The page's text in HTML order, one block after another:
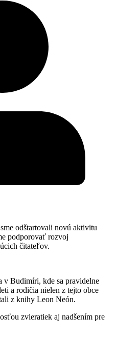
odštartovali novú aktivitu
podporovať rozvoj
čitateľov.
v Budimíri, kde sa pravidelne
a rodičia nielen z tejto obce
z knihy Leon Neón.
zvieratiek aj nadšením pre